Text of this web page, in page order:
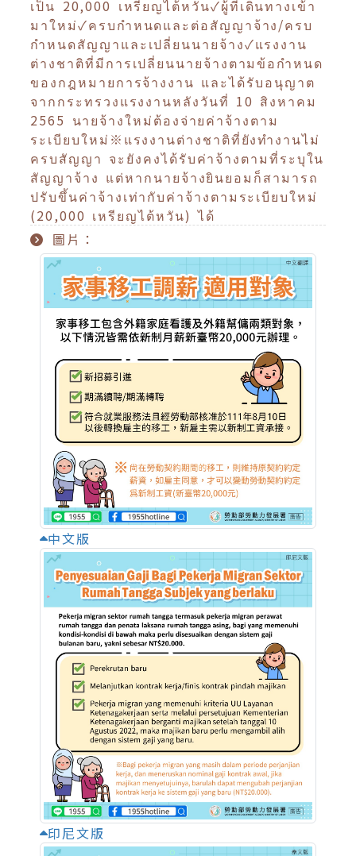
เป็น 20,000 เหรียญไต้หวัน✓ผู้ที่เดินทางเข้า
มาใหม่✓ครบกำหนดและต่อสัญญาจ้าง/ครบ
กำหนดสัญญาและเปลี่ยนนายจ้าง✓แรงงาน
ต่างชาติที่มีการเปลี่ยนนายจ้างตามข้อกำหนด
ของกฎหมายการจ้างงาน และได้รับอนุญาต
จากกระทรวงแรงงานหลังวันที่ 10 สิงหาคม
2565 นายจ้างใหม่ต้องจ่ายค่าจ้างตาม
ระเบียบใหม่※แรงงานต่างชาติที่ยังทำงานไม่
ครบสัญญา จะยังคงได้รับค่าจ้างตามที่ระบุใน
สัญญาจ้าง แต่หากนายจ้างยินยอมก็สามารถ
ปรับขึ้นค่าจ้างเท่ากับค่าจ้างตามระเบียบใหม่
(20,000 เหรียญไต้หวัน) ได้
圖片：
中文版
印尼文版